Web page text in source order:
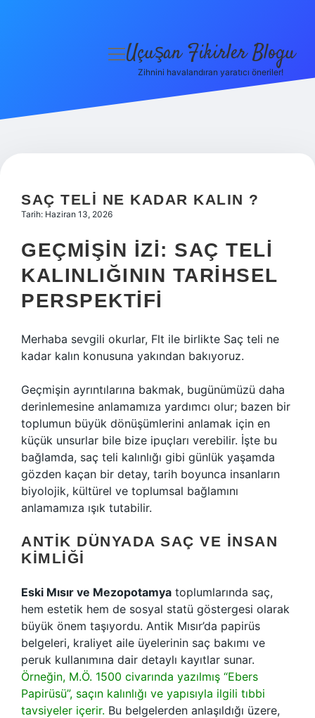
Hakkımızda
menüyü
Uçuşan Fikirler Blogu
Zihnini havalandıran yaratıcı öneriler!
SAÇ TELI NE KADAR KALIN ?
Tarih: Haziran 13, 2026
GEÇMIŞIN İZI: SAÇ TELI
KALINLIĞININ TARIHSEL
PERSPEKTIFI
Merhaba sevgili okurlar, Flt ile birlikte Saç teli ne
kadar kalın konusuna yakından bakıyoruz.
Geçmişin ayrıntılarına bakmak, bugünümüzü daha
derinlemesine anlamamıza yardımcı olur; bazen bir
toplumun büyük dönüşümlerini anlamak için en
küçük unsurlar bile bize ipuçları verebilir. İşte bu
bağlamda, saç teli kalınlığı gibi günlük yaşamda
gözden kaçan bir detay, tarih boyunca insanların
biyolojik, kültürel ve toplumsal bağlamını
anlamamıza ışık tutabilir.
ANTIK DÜNYADA SAÇ VE İNSAN
KIMLIĞI
Eski Mısır ve Mezopotamya toplumlarında saç,
hem estetik hem de sosyal statü göstergesi olarak
büyük önem taşıyordu. Antik Mısır’da papirüs
belgeleri, kraliyet aile üyelerinin saç bakımı ve
peruk kullanımına dair detaylı kayıtlar sunar.
Örneğin, M.Ö. 1500 civarında yazılmış “Ebers
Papirüsü”, saçın kalınlığı ve yapısıyla ilgili tıbbi
tavsiyeler içerir. Bu belgelerden anlaşıldığı üzere,